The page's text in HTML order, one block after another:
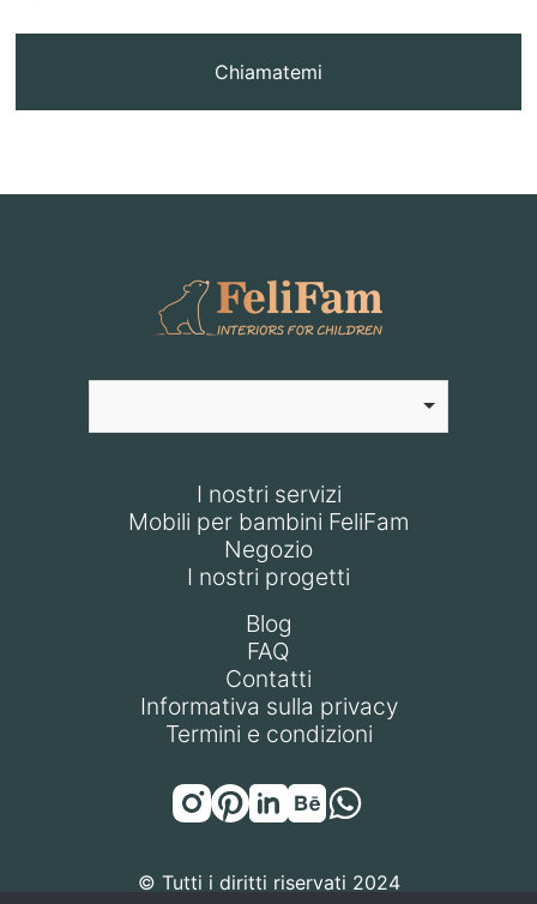
Chiamatemi
I nostri servizi
Mobili per bambini FeliFam
Negozio
I nostri progetti
Blog
FAQ
Contatti
Informativa sulla privacy
Termini e condizioni
© Tutti i diritti riservati 2024